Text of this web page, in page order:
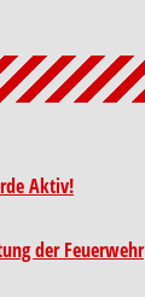
Aktiv!
der Feuerwehr